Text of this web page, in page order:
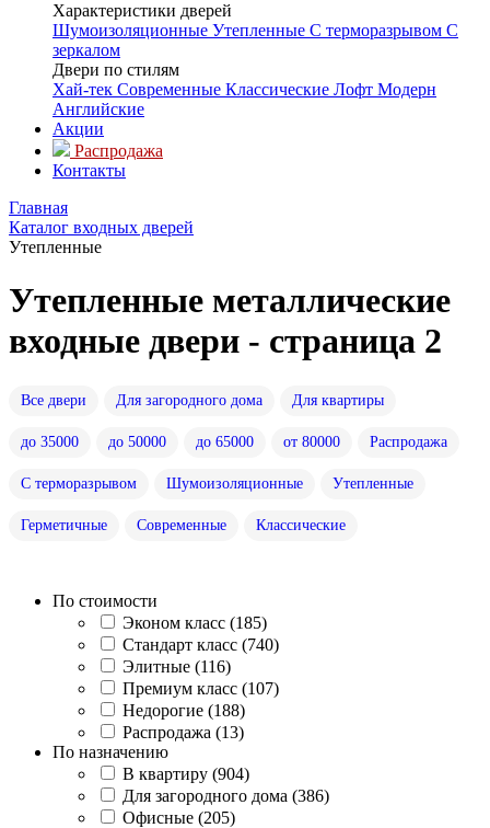
Характеристики дверей
Шумоизоляционные Утепленные С терморазрывом С
зеркалом
Двери по стилям
Хай-тек Современные Классические Лофт Модерн
Английские
Акции
Распродажа
Контакты
Главная
Каталог входных дверей
Утепленные
Утепленные металлические
входные двери - страница 2
Все двери Для загородного дома Для квартиры
до 35000 до 50000 до 65000 от 80000 Распродажа
С терморазрывом Шумоизоляционные Утепленные
Герметичные Современные Классические
По стоимости
Эконом класс (185)
Стандарт класс (740)
Элитные (116)
Премиум класс (107)
Недорогие (188)
Распродажа (13)
По назначению
В квартиру (904)
Для загородного дома (386)
Офисные (205)